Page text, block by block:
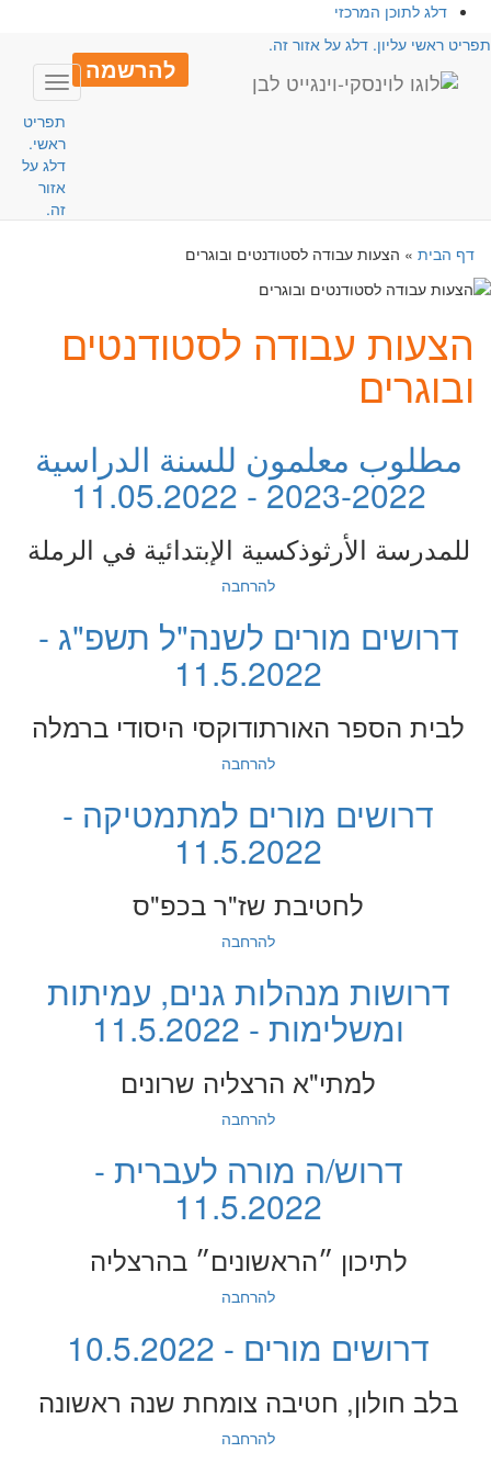
דלג לתוכן המרכזי
ראשי עליון. דלג על אזור זה.
להרשמה
Toggle
תפריט
ראשי.
דלג על
אזור
זה.
דף הבית» הצעות עבודה לסטודנטים ובוגרים
הצעות עבודה לסטודנטים
ובוגרים
مطلوب معلمون للسنة الدراسية
2022-2023 - 11.05.2022
للمدرسة الأرثوذكسية الإبتدائية في الرملة
להרחבה
דרושים מורים לשנה"ל תשפ"ג -
11.5.2022
לבית הספר האורתודוקסי היסודי ברמלה
להרחבה
דרושים מורים למתמטיקה -
11.5.2022
לחטיבת שז"ר בכפ"ס
להרחבה
דרושות מנהלות גנים, עמיתות
ומשלימות - 11.5.2022
למתי"א הרצליה שרונים
להרחבה
דרוש/ה מורה לעברית -
11.5.2022
לתיכון ״הראשונים״ בהרצליה
להרחבה
דרושים מורים - 10.5.2022
בלב חולון, חטיבה צומחת שנה ראשונה
להרחבה